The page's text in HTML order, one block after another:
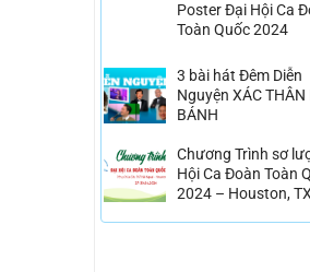
Poster Đại Hội Ca
Toàn Quốc 2024
3 bài hát Đêm Diễn
Nguyện XÁC THÂN
BÁNH
Chương Trình sơ
Hội Ca Đoàn Toàn
2024 – Houston, TX